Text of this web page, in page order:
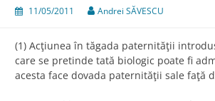
11/05/2011 Andrei SĂVESCU
(1) Acţiunea în tăgada paternităţii
care se pretinde tată biologic poate fi
acesta face dovada paternităţii sale faţă